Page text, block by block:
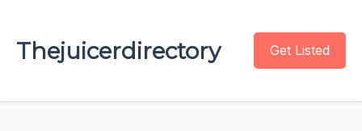
Thejuicerdirectory Get Listed